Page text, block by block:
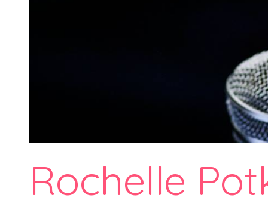
Rochelle